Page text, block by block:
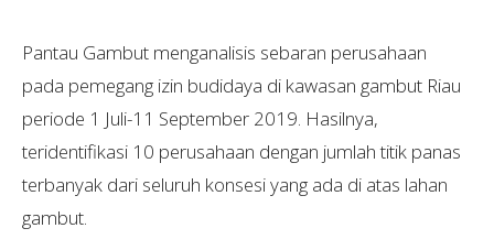
Pantau Gambut menganalisis sebaran perusahaan
pada pemegang izin budidaya di kawasan gambut Riau
periode 1 Juli-11 September 2019. Hasilnya,
teridentifikasi 10 perusahaan dengan jumlah titik panas
terbanyak dari seluruh konsesi yang ada di atas lahan
gambut.